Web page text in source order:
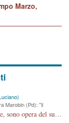
Marzo,
Marobin (Pd): "il
Consigliera Marobin, tutte le cose da Lei evidenziate, sono opera del suo ex Assessore e compagno di Partito Antonio Marco Dalla Pozza Assessore alla "progettazione" di piste ciclabili e altre porcherie. A lui manderei il conto da saldare per incidenti e danni alle persone. E' ora che "finiamola." Avete perso rassegnatevi. qui IL SINDACO RUCCO NON C'ENTRA PER NIENTE. CAPITO!!!!!!!! Amen.